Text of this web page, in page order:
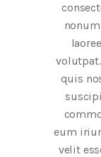
quis
eum
velit